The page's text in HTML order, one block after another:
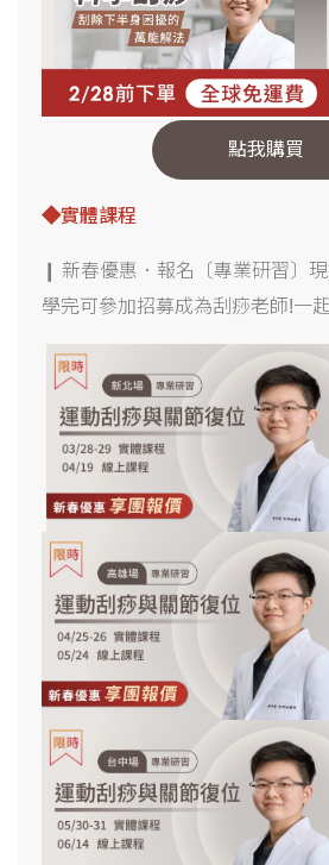
點我購買
◆實體課程
❙ 新春優惠．報名〔專業研習〕
學完可參加招募成為刮痧老師!一